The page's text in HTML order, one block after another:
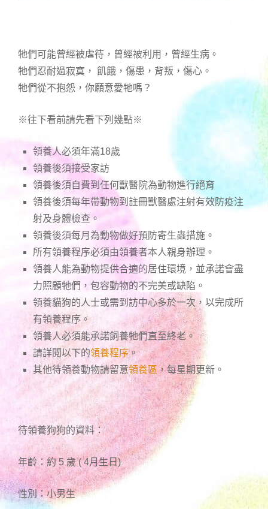
牠們可能曾經被虐待，曾經被利用，曾經生病。
牠們忍耐過寂寞， 飢餓，傷患，背叛，傷心。
牠們從不抱怨，你願意愛牠嗎？
※往下看前請先看下列幾點※
領養人必須年滿18歲
領養後須接受家訪
領養後須自費到任何獸醫院為動物進行絕育
領養後須每年帶動物到註冊獸醫處注射有效防疫注
射及身體檢查。
領養後須每月為動物做好預防寄生蟲措施。
所有領養程序必須由領養者本人親身辦理。
領養人能為動物提供合適的居住環境，並承諾會盡
力照顧牠們，包容動物的不完美或缺陷。
領養貓狗的人士或需到訪中心多於一次，以完成所
有領養程序。
領養人必須能承諾飼養牠們直至終老。
請詳閱以下的領養程序。
其他待領養動物請留意領養區 ，每星期更新。
待領養狗狗的資料：
年齡：約 5 歲 ( 4月生日)
性別：小男生